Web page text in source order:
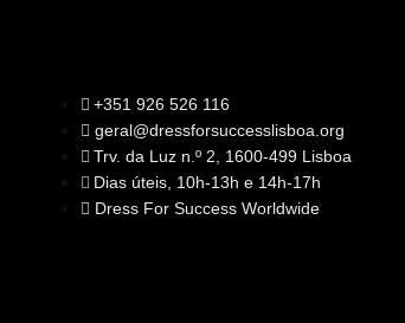
+351 926 526 116
geral@dressforsuccesslisboa.org
Trv. da Luz n.º 2, 1600-499 Lisboa
Dias úteis, 10h-13h e 14h-17h
Dress For Success Worldwide